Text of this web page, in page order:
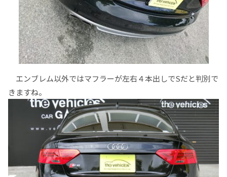
エンブレム以外ではマフラーが左右４本出しでSだと判別で
きますね。